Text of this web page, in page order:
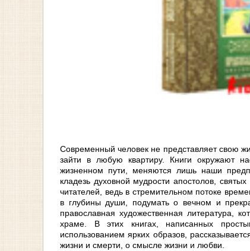
Современный человек не представляет свою
зайти в любую квартиру. Книги окружают
жизненном пути, меняются лишь наши
кладезь духовной мудрости апостолов,
читателей, ведь в стремительном потоке
в глубины души, подумать о вечном и
православная художественная литература,
храме. В этих книгах, написанных
использованием ярких образов,
жизни и смерти, о смысле жизни и любви.